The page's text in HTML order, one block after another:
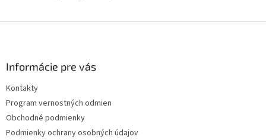
Informácie pre vás
Kontakty
Program vernostných odmien
Obchodné podmienky
Podmienky ochrany osobných údajov